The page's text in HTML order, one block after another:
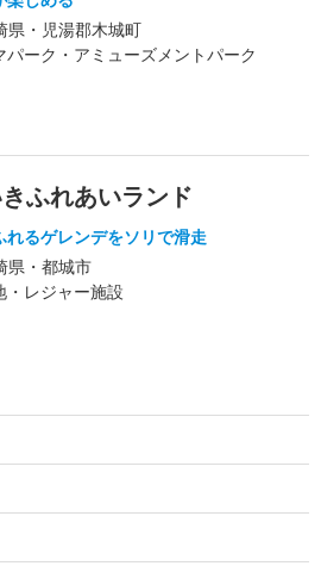
県・児湯郡木城町
パーク・アミューズメントパーク
ふれあいランド
れるゲレンデをソリで滑走
県・都城市
・レジャー施設